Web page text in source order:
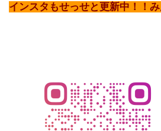
インスタもせっせと更新中！！